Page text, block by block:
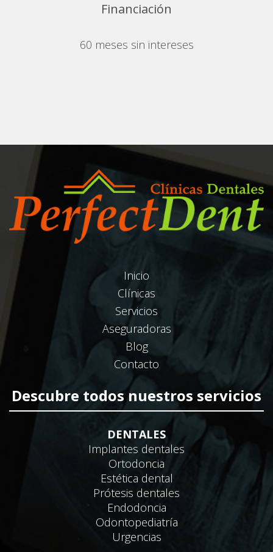
Financiación
60 meses sin intereses
Inicio
Clínicas
Servicios
Aseguradoras
Blog
Contacto
Descubre todos nuestros servicios
DENTALES
Implantes dentales
Ortodoncia
Estética dental
Prótesis dentales
Endodoncia
Odontopediatría
Urgencias